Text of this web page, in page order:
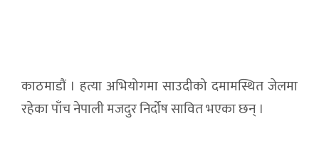
काठमाडौं । हत्या अभियोगमा साउदीको दमामस्थित जेलमा
रहेका पाँच नेपाली मजदुर निर्दोष सावित भएका छन् ।